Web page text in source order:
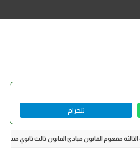
تلجرام
مفهوم القانون مبادئ القانون ثالث ثانوي مسارات